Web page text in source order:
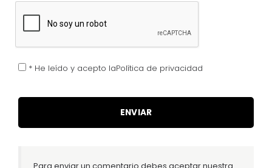
* He leído y acepto laPolítica de privacidad
Para enviar un comentario debes aceptar nuestra